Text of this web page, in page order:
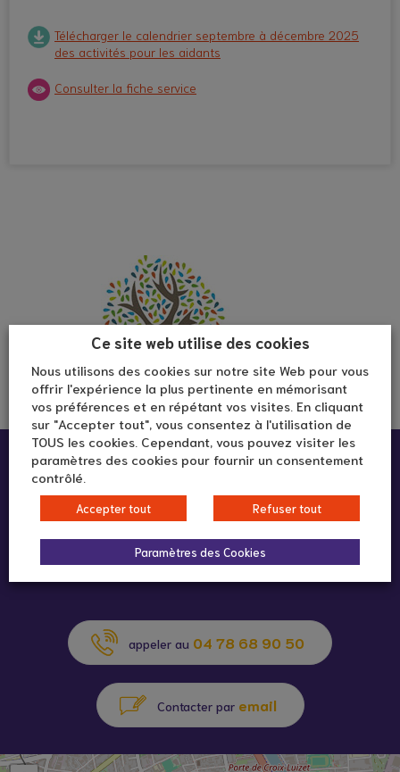
Télécharger le calendrier septembre à décembre 2025
des activités pour les aidants
Consulter la fiche service
Infos pratiques :
Maison des Aînés
56 rue du 1er mars 1943
69100 Villeurbanne
appeler au 04 78 68 90 50
Contacter par email
Ce site web utilise des cookies
Nous utilisons des cookies sur notre site Web pour vous
offrir l'expérience la plus pertinente en mémorisant
vos préférences et en répétant vos visites. En cliquant
sur "Accepter tout", vous consentez à l'utilisation de
TOUS les cookies. Cependant, vous pouvez visiter les
paramètres des cookies pour fournir un consentement
contrôlé.
Accepter tout Refuser tout
Paramètres des Cookies